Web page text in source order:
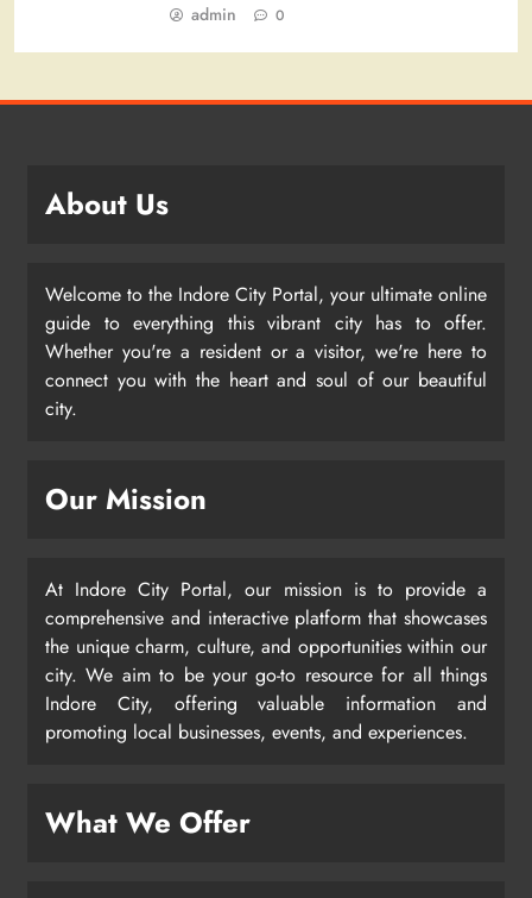
admin 0
About Us
Welcome to the Indore City Portal, your ultimate online
guide to everything this vibrant city has to offer.
Whether you're a resident or a visitor, we're here to
connect you with the heart and soul of our beautiful
city.
Our Mission
At Indore City Portal, our mission is to provide a
comprehensive and interactive platform that showcases
the unique charm, culture, and opportunities within our
city. We aim to be your go-to resource for all things
Indore City, offering valuable information and
promoting local businesses, events, and experiences.
What We Offer